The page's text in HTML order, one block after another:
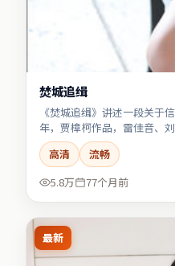
焚城追缉
《焚城追缉》讲述一段关于
年，贾樟柯作品，雷佳音、
高清
流畅
5.8万
77个月前
最新